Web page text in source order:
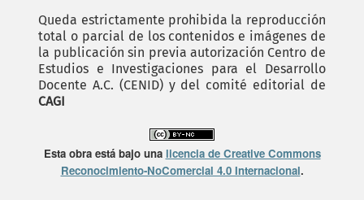
Queda estrictamente prohibida la reproducción
total o parcial de los contenidos e imágenes de
la publicación sin previa autorización Centro de
Estudios e Investigaciones para el Desarrollo
Docente A.C. (CENID) y del comité editorial de
CAGI
Esta obra está bajo una licencia de Creative Commons
Reconocimiento-NoComercial 4.0 Internacional.